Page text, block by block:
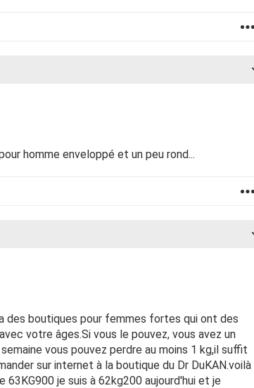
homme enveloppé et un peu rond...
des boutiques pour femmes fortes qui ont des
votre âges.Si vous le pouvez, vous avez un
vous pouvez perdre au moins 1 kg,il suffit
sur internet à la boutique du Dr DuKAN.voilà
63KG900 je suis à 62kg200 aujourd'hui et je